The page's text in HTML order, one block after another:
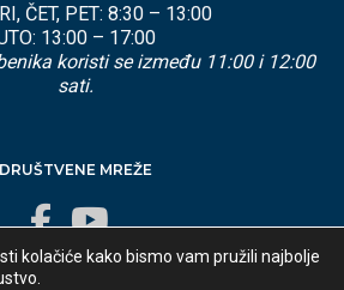
ČET, PET: 8:30 – 13:00
13:00 – 17:00
koristi se između 11:00 i 12:00
sati.
DRUŠTVENE MREŽE
kolačiće kako bismo vam pružili najbolje